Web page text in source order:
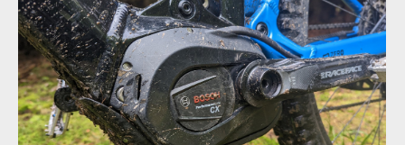
Testovací kolo Mondraker Crafty R
Testovací kolo Mondraker Crafty R
Bosch ePowered
Bosch ePowered